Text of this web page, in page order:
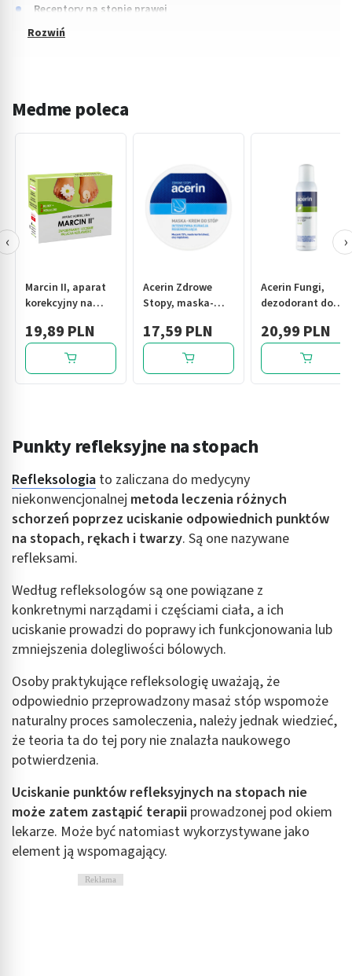
Receptory na stopie prawej
Medme poleca
Marcin II, aparat
korekcyjny na
dzień
19,89 PLN
Acerin Zdrowe
Stopy, maska-
ml
17,59 PLN
Acerin Fungi,
dezodorant do
przeciwgrzybiczy,
150 ml
20,99 PLN
‹ ›
Punkty refleksyjne na stopach
Refleksologia to zaliczana do medycyny
niekonwencjonalnej metoda leczenia różnych
schorzeń poprzez uciskanie odpowiednich punktów
na stopach, rękach i twarzy. Są one nazywane
refleksami.
Według refleksologów są one powiązane z
konkretnymi narządami i częściami ciała, a ich
uciskanie prowadzi do poprawy ich funkcjonowania lub
zmniejszenia dolegliwości bólowych.
Osoby praktykujące refleksologię uważają, że
odpowiednio przeprowadzony masaż stóp wspomoże
naturalny proces samoleczenia, należy jednak wiedzieć,
że teoria ta do tej pory nie znalazła naukowego
potwierdzenia.
Uciskanie punktów refleksyjnych na stopach nie
może zatem zastąpić terapii prowadzonej pod okiem
lekarze. Może być natomiast wykorzystywane jako
element ją wspomagający.
Reklama